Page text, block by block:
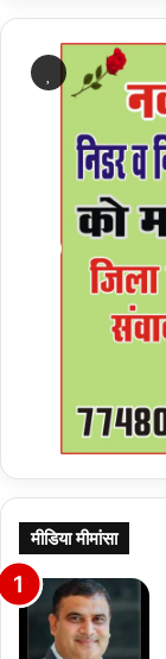
मीडिया मीमांसा